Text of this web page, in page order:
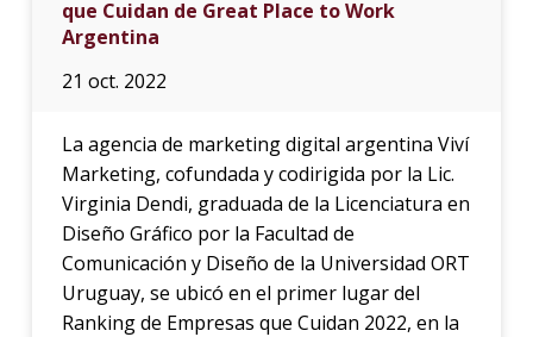
que Cuidan de Great Place to Work
Argentina
21 oct. 2022
La agencia de marketing digital argentina Viví
Marketing, cofundada y codirigida por la Lic.
Virginia Dendi, graduada de la Licenciatura en
Diseño Gráfico por la Facultad de
Comunicación y Diseño de la Universidad ORT
Uruguay, se ubicó en el primer lugar del
Ranking de Empresas que Cuidan 2022, en la